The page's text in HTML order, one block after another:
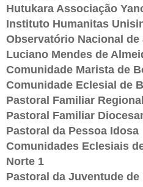
Hutukara Associação
Instituto Humanitas
Observatório Nacional
Luciano Mendes de
Comunidade Marista de
Comunidade Eclesial de
Pastoral Familiar
Pastoral Familiar
Pastoral da Pessoa Idosa
Comunidades Eclesiais
Norte 1
Pastoral da Juventude de